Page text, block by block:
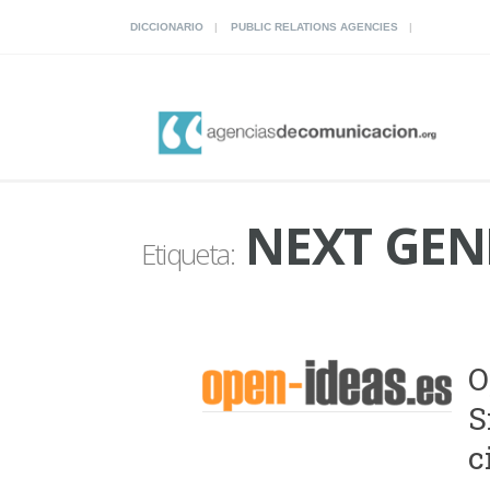
DICCIONARIO PUBLIC RELATIONS AGENCIES
Etiqueta:NEXT